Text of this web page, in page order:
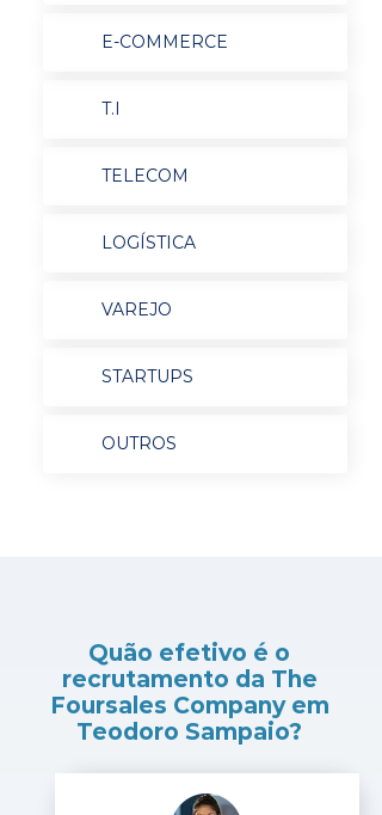
E-COMMERCE
T.I
TELECOM
LOGÍSTICA
VAREJO
STARTUPS
OUTROS
Quão efetivo é o
recrutamento da The
Foursales Company em
Teodoro Sampaio?